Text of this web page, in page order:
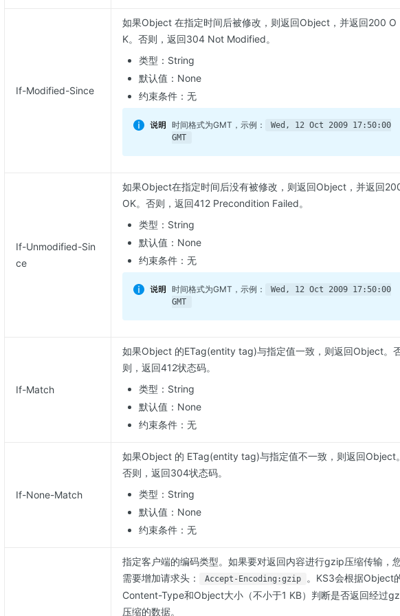
If-Modified-Since
如果Object 在指定时间后被修改，则返回Object，并返回200 O
K。否则，返回304 Not Modified。
类型：String
默认值：None
约束条件：无
时间格式为GMT，示例：
Wed, 12 Oct 2009 17:50:00
GMT
If-Unmodified-Sin
ce
如果Object在指定时间后没有被修改，则返回Object，并返回
OK。否则，返回412 Precondition Failed。
类型：String
默认值：None
约束条件：无
时间格式为GMT，示例：
Wed, 12 Oct 2009 17:50:00
GMT
If-Match
如果Object 的ETag(entity tag)与指定值一致，则返回Object。
则，返回412状态码。
类型：String
默认值：None
约束条件：无
If-None-Match
如果Object 的 ETag(entity tag)与指定值不一致，则返回Object。
否则，返回304状态码。
类型：String
默认值：None
约束条件：无
指定客户端的编码类型。如果要对返回内容进行gzip压缩传输，
需要增加请求头：
Accept-Encoding:gzip
。KS3会根据Object
Content-Type和Object大小（不小于1 KB）判断是否返回经过
压缩的数据。